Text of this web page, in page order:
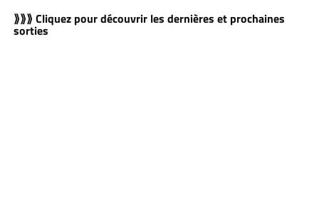
⟫⟫⟫ Cliquez pour découvrir les dernières et prochaines
sorties